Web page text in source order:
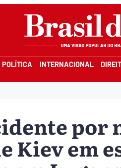
POLÍTICA INTERNACIONAL
por
Kiev em